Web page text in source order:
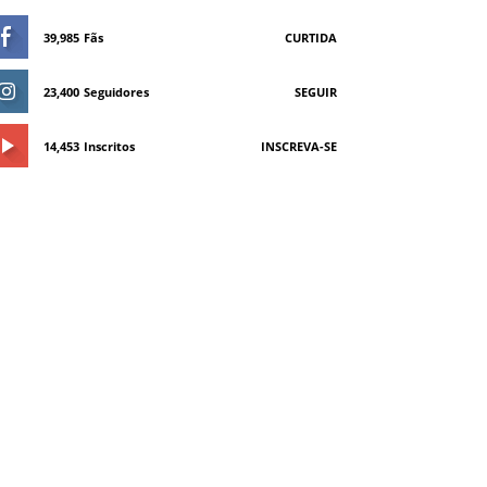
39,985 Fãs CURTIDA
23,400 Seguidores SEGUIR
14,453 Inscritos INSCREVA-SE